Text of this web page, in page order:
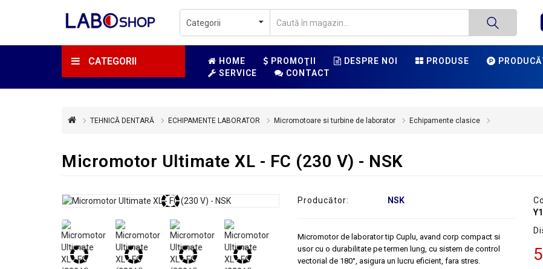
CATEGORII HOME PROMOŢII DESPRE NOI PRODUSE
SERVICE
CONTACT
TEHNICĂ DENTARĂ ECHIPAMENTE LABORATOR Micromotoare si turbine de laborator Echipamente clasice
Micromotor Ultimate XL - FC (230 V) - NSK
Producător: NSK
Micromotor de laborator tip Cuplu, avand corp compact si
usor cu o durabilitate pe termen lung, cu sistem de control
vectorial de 180°, asigura un lucru eficient, fara stres.